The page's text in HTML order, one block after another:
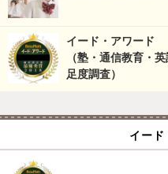
イード・アワード
（塾・通信教育・
足度調査）
イード